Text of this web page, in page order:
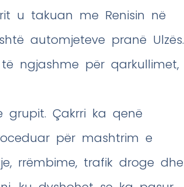
u takuan me Renisin në
automjeteve pranë Ulzës.
ngjashme për qarkullimet,
grupit. Çakrri ka qenë
për mashtrim e
rrëmbime, trafik droge dhe